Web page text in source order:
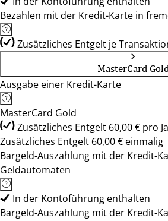
Bezahlen mit der Kredit-Karte in
Zusätzliches Entgelt je
MasterCard
Ausgabe einer Kredit-Karte
MasterCard Gold
Zusätzliches Entgelt 60,00 € pro
Zusätzliches Entgelt 60,00 € einmalig
Bargeld-Auszahlung mit der Kredit-
Geldautomaten
In der Kontoführung enthalten
Bargeld-Auszahlung mit der Kredit-